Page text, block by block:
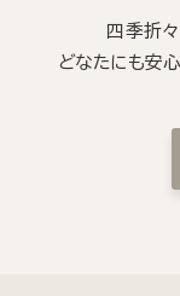
四季折
どなたにも安